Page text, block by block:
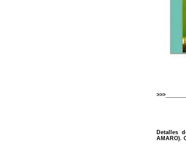
Detalles
AMARO).